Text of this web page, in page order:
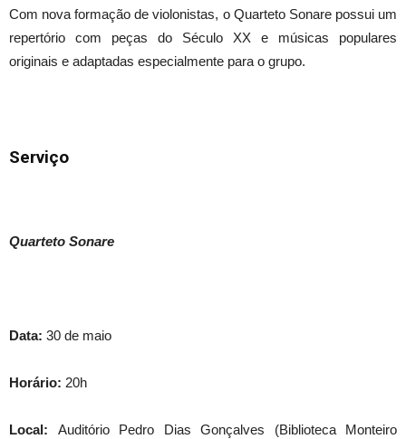
Com nova formação de violonistas, o Quarteto Sonare possui um
repertório com peças do Século XX e músicas populares
originais e adaptadas especialmente para o grupo.
Serviço
Quarteto Sonare
Data: 30 de maio
Horário: 20h
Local: Auditório Pedro Dias Gonçalves (Biblioteca Monteiro